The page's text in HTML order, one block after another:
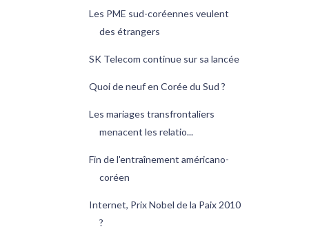
Les PME sud-coréennes veulent
des étrangers
SK Telecom continue sur sa lancée
Quoi de neuf en Corée du Sud ?
Les mariages transfrontaliers
menacent les relatio...
Fin de l'entraînement américano-
coréen
Internet, Prix Nobel de la Paix 2010
?